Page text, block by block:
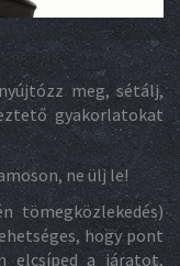
meg, sétálj,
gyakorlatokat
ne ülj le!
tömegközlekedés)
hogy pont
elcsíped a járatot,